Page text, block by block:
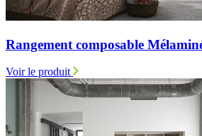
Rangement composable
Voir le produit